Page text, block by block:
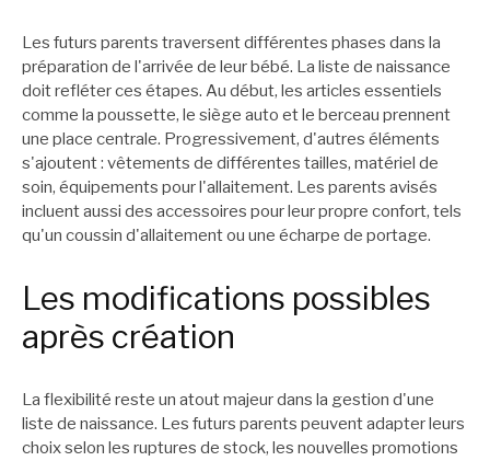
Les futurs parents traversent différentes phases dans la
préparation de l'arrivée de leur bébé. La liste de naissance
doit refléter ces étapes. Au début, les articles essentiels
comme la poussette, le siège auto et le berceau prennent
une place centrale. Progressivement, d'autres éléments
s'ajoutent : vêtements de différentes tailles, matériel de
soin, équipements pour l'allaitement. Les parents avisés
incluent aussi des accessoires pour leur propre confort, tels
qu'un coussin d'allaitement ou une écharpe de portage.
Les modifications possibles
après création
La flexibilité reste un atout majeur dans la gestion d'une
liste de naissance. Les futurs parents peuvent adapter leurs
choix selon les ruptures de stock, les nouvelles promotions